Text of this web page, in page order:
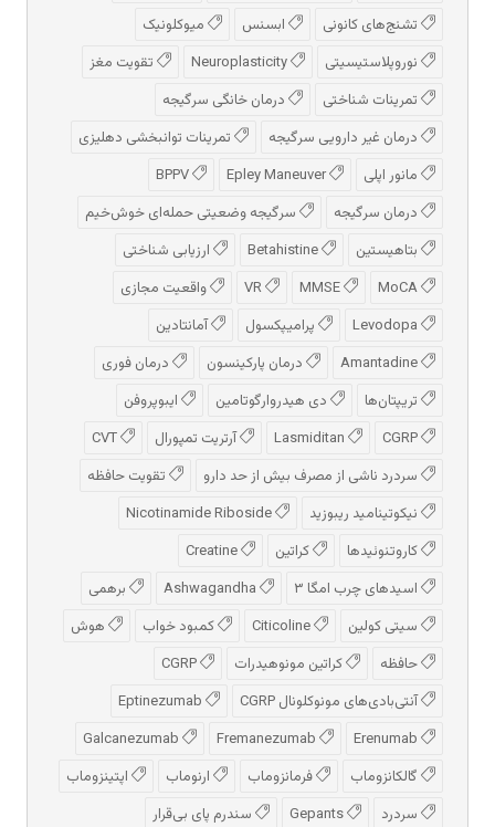
تشنج‌های کانونی
ابسنس
میوکلونیک
نوروپلاستیسیتی
تقویت مغز
تمرینات شناختی
درمان خانگی سرگیجه
درمان غیر دارویی سرگیجه
تمرینات توانبخشی دهلیزی
مانور اپلی
درمان سرگیجه
سرگیجه وضعیتی حمله‌ای خوش‌خیم
بتاهیستین
ارزیابی شناختی
واقعیت مجازی
پرامیپکسول
آمانتادین
درمان پارکینسون
درمان فوری
تریپتان‌ها
دی هیدروارگوتامین
ایبوپروفن
آرتریت تمپورال
سردرد ناشی از مصرف بیش از حد دارو
تقویت حافظه
نیکوتینامید ریبوزید
کاروتنوئیدها
کراتین
اسیدهای چرب امگا ۳
برهمی
سیتی کولین
کمبود خواب
هوش
حافظه
کراتین مونوهیدرات
آنتی‌بادی‌های مونوکلونال CGRP
گالکانزوماب
فرمانزوماب ارنوماب
اپتینزوماب
سردرد
سندرم پای بی‌قرار